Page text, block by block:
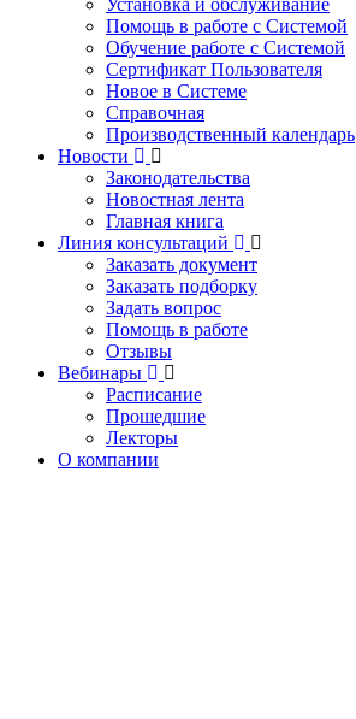
Установка и обслуживание
Помощь в работе с Системой
Обучение работе с Системой
Сертификат Пользователя
Новое в Системе
Справочная
Производственный календарь
Новости
Законодательства
Новостная лента
Главная книга
Линия консультаций
Заказать документ
Заказать подборку
Задать вопрос
Помощь в работе
Отзывы
Вебинары
Расписание
Прошедшие
Лекторы
О компании